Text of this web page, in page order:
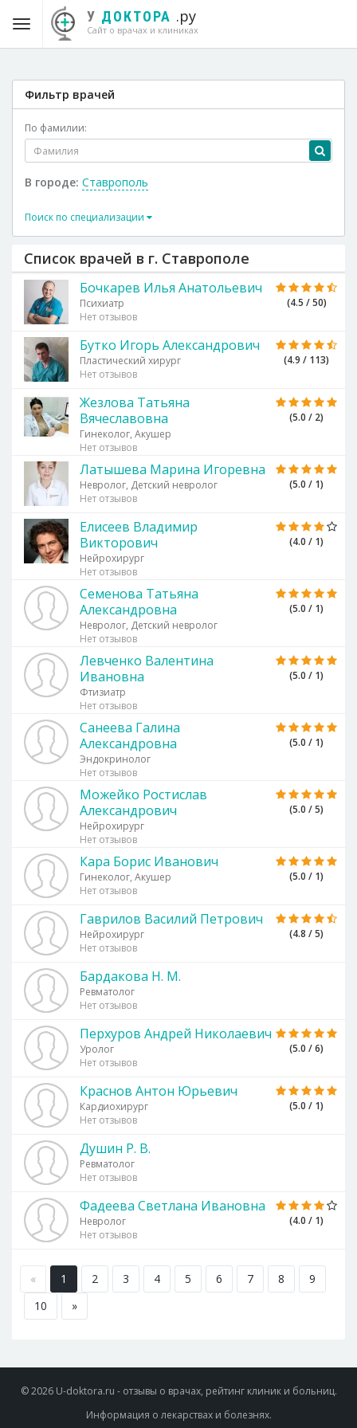
У ДОКТОРА .ру
Сайт о врачах и клиниках
Фильтр врачей
По фамилии:
В городе: Ставрополь
Поиск по специализации
Список врачей в г. Ставрополе
(4.5 / 50)
Бочкарев Илья Анатольевич
Психиатр
Нет отзывов
(4.9 / 113)
Бутко Игорь Александрович
Пластический хирург
Нет отзывов
(5.0 / 2)
Жезлова Татьяна
Вячеславовна
Гинеколог, Акушер
Нет отзывов
(5.0 / 1)
Латышева Марина Игоревна
Невролог, Детский невролог
Нет отзывов
(4.0 / 1)
Елисеев Владимир
Викторович
Нейрохирург
Нет отзывов
(5.0 / 1)
Семенова Татьяна
Александровна
Невролог, Детский невролог
Нет отзывов
(5.0 / 1)
Левченко Валентина
Ивановна
Фтизиатр
Нет отзывов
(5.0 / 1)
Санеева Галина
Александровна
Эндокринолог
Нет отзывов
(5.0 / 5)
Можейко Ростислав
Александрович
Нейрохирург
Нет отзывов
(5.0 / 1)
Кара Борис Иванович
Гинеколог, Акушер
Нет отзывов
(4.8 / 5)
Гаврилов Василий Петрович
Нейрохирург
Нет отзывов
Бардакова Н. М.
Ревматолог
Нет отзывов
(5.0 / 6)
Перхуров Андрей Николаевич
Уролог
Нет отзывов
(5.0 / 1)
Краснов Антон Юрьевич
Кардиохирург
Нет отзывов
Душин Р. В.
Ревматолог
Нет отзывов
(4.0 / 1)
Фадеева Светлана Ивановна
Невролог
Нет отзывов
« 1 2 3 4 5 6 7 8
9
10
»
© 2026 U-doktora.ru - отзывы о врачах, рейтинг клиник и больниц.
Информация о лекарствах и болезнях.